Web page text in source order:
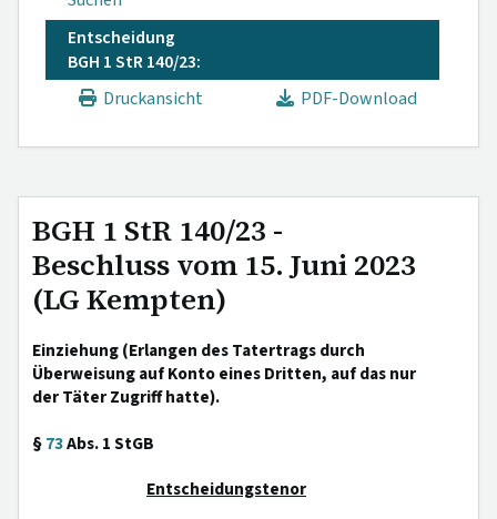
Entscheidung
BGH 1 StR 140/23:
Druckansicht
PDF-Download
BGH 1 StR 140/23 -
Beschluss vom 15. Juni 2023
(LG Kempten)
Einziehung (Erlangen des Tatertrags durch
Überweisung auf Konto eines Dritten, auf das nur
der Täter Zugriff hatte).
§73Abs. 1 StGB
Entscheidungstenor